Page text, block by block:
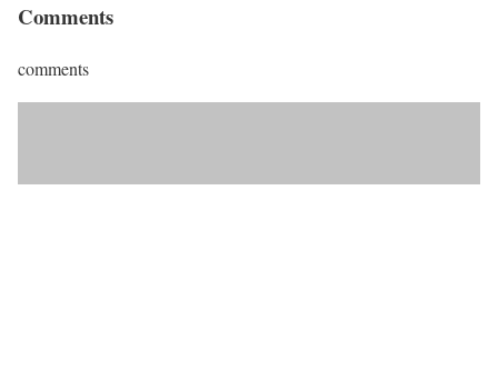
Comments
comments